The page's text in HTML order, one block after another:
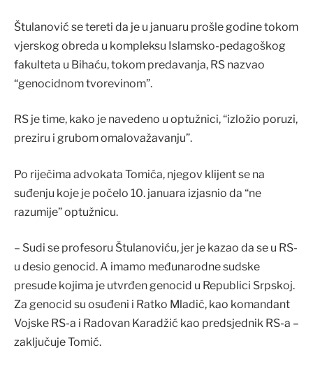
Štulanović se tereti da je u januaru prošle godine tokom
vjerskog obreda u kompleksu Islamsko-pedagoškog
fakulteta u Bihaću, tokom predavanja, RS nazvao
“genocidnom tvorevinom”.
RS je time, kako je navedeno u optužnici, “izložio poruzi,
preziru i grubom omalovažavanju”.
Po riječima advokata Tomića, njegov klijent se na
suđenju koje je počelo 10. januara izjasnio da “ne
razumije” optužnicu.
– Sudi se profesoru Štulanoviću, jer je kazao da se u RS-
u desio genocid. A imamo međunarodne sudske
presude kojima je utvrđen genocid u Republici Srpskoj.
Za genocid su osuđeni i Ratko Mladić, kao komandant
Vojske RS-a i Radovan Karadžić kao predsjednik RS-a –
zaključuje Tomić.